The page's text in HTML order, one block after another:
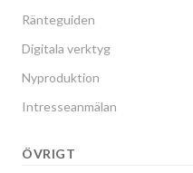
Ränteguiden
Digitala verktyg
Nyproduktion
Intresseanmälan
ÖVRIGT